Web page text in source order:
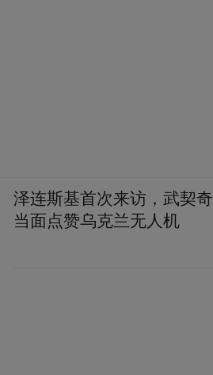
泽连斯基首次来访，武契奇
当面点赞乌克兰无人机